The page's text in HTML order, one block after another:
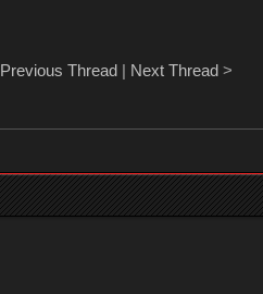
Previous Thread| Next Thread>